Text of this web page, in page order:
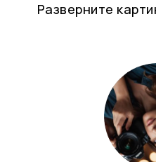
Разверните